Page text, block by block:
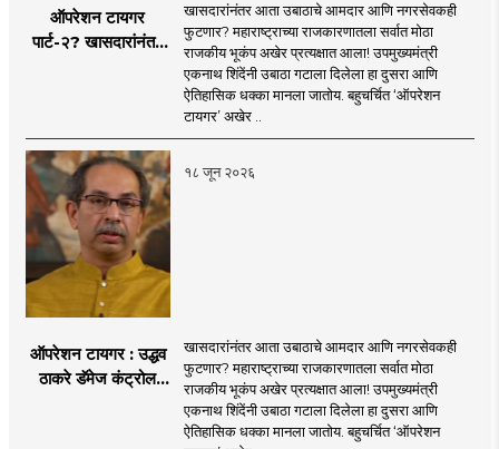
ऑपरेशन टायगर
पार्ट-२? खासदारांनंतर
खासदारांनंतर आता उबाठाचे आमदार आणि नगरसेवकही
फुटणार? महाराष्ट्राच्या राजकारणातला सर्वात मोठा
राजकीय भूकंप अखेर प्रत्यक्षात आला! उपमुख्यमंत्री
एकनाथ शिंदेंनी उबाठा गटाला दिलेला हा दुसरा आणि
ऐतिहासिक धक्का मानला जातोय. बहुचर्चित ‘ऑपरेशन
टायगर’ अखेर ..
१८ जून २०२६
ऑपरेशन टायगर : उद्धव
ठाकरे डॅमेज कंट्रोल
खासदारांनंतर आता उबाठाचे आमदार आणि नगरसेवकही
फुटणार? महाराष्ट्राच्या राजकारणातला सर्वात मोठा
राजकीय भूकंप अखेर प्रत्यक्षात आला! उपमुख्यमंत्री
एकनाथ शिंदेंनी उबाठा गटाला दिलेला हा दुसरा आणि
ऐतिहासिक धक्का मानला जातोय. बहुचर्चित ‘ऑपरेशन